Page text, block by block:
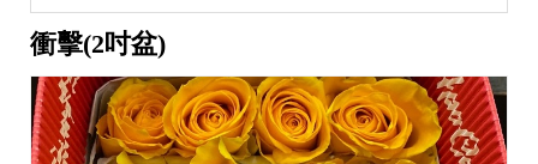
衝擊(2吋盆)